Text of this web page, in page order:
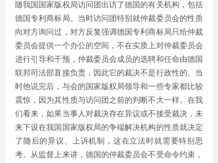
随我国国家版权局访问团出访了德国的有关机构，包括
德国专利商标局。当时访问团特别就仲裁委员会的性质
向对方询问过，对方反复强调德国专利商标局只给仲裁
委员会提供一个办公的空间，不在实质上对仲裁委员会
进行引导和干预，仲裁委员会成员的选聘和任命由德国
联邦司法部直接负责，因此它的裁决不是行政性的。当
时他说完后，与会的国家版权局领导和一些专家都比较
震惊，因为其性质与访问团之前的判断不大一样。在我
们看来，如果当事人对裁决存在异议或不接受裁决，未
来下设在我国国家版权局的争端解决机构的性质就决定
了随后的异议、上诉机制，这在立法时就需要特别思
考。从监督上来讲，德国的仲裁委员会不受命令约束，